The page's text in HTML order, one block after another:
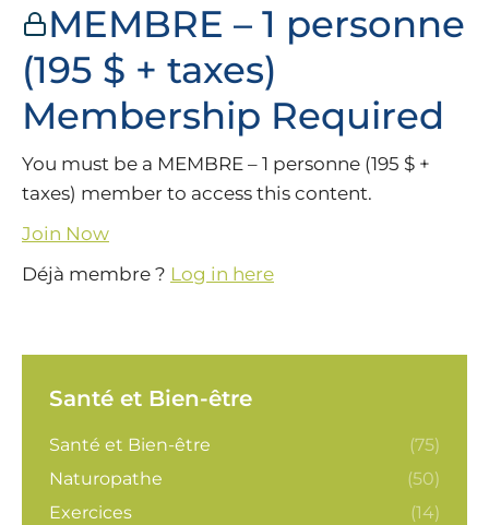
MEMBRE – 1 personne
(195 $ + taxes)
Membership Required
You must be a MEMBRE – 1 personne (195 $ +
taxes) member to access this content.
Join Now
Déjà membre ? Log in here
Santé et Bien-être
Santé et Bien-être
(75)
Naturopathe
(50)
Exercices
(14)